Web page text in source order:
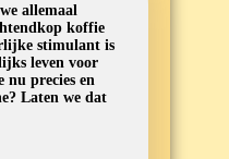
allemaal
koffie
stimulant is
leven voor
nu precies en
Laten we dat